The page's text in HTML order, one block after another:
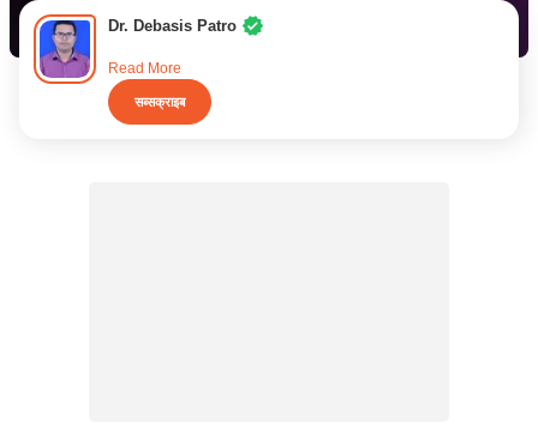
Dr. Debasis Patro
Read More
सब्सक्राइब